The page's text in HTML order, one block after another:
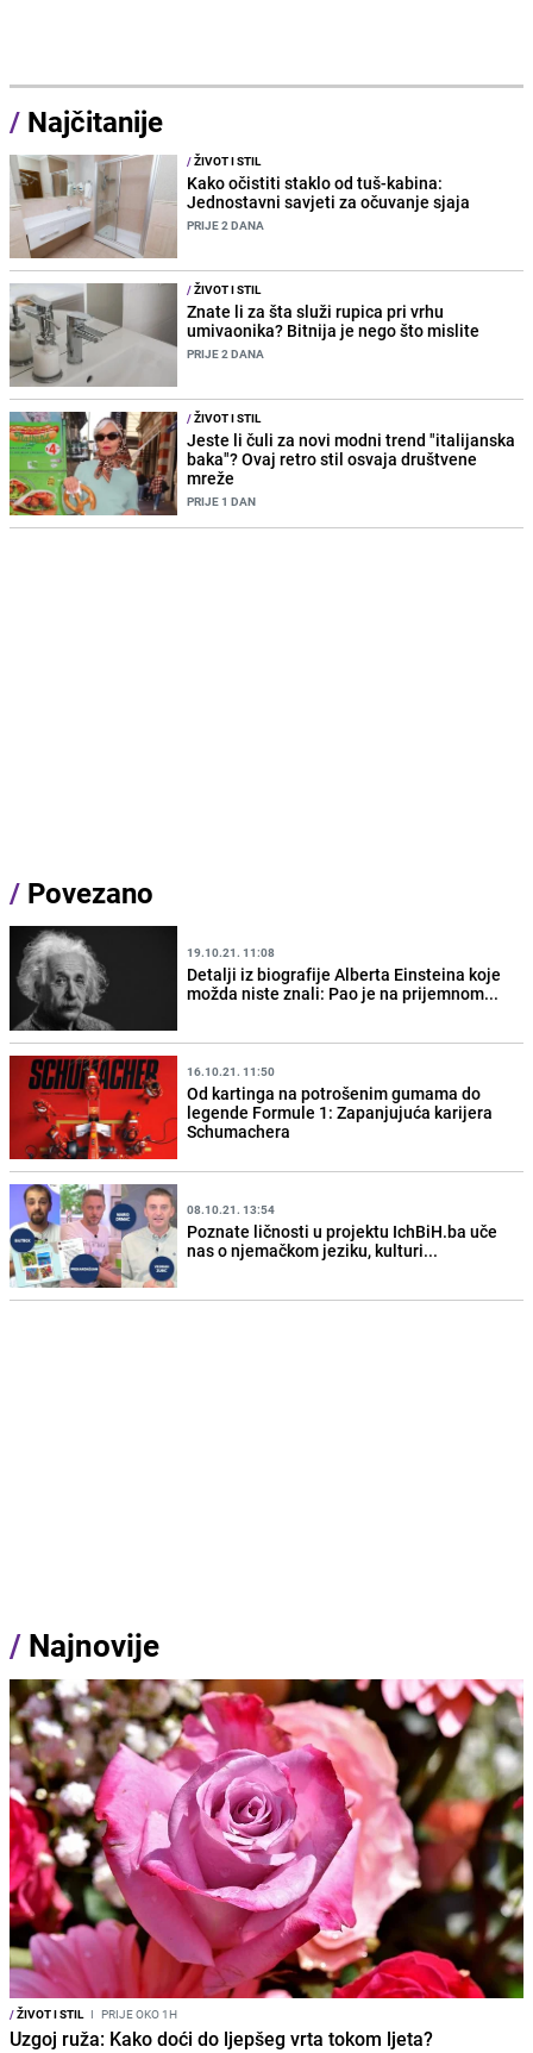
/ Najčitanije
/ŽIVOT I STIL
Kako očistiti staklo od tuš-kabina:
Jednostavni savjeti za očuvanje sjaja
PRIJE 2 DANA
/ŽIVOT I STIL
Znate li za šta služi rupica pri vrhu
umivaonika? Bitnija je nego što mislite
PRIJE 2 DANA
/ŽIVOT I STIL
Jeste li čuli za novi modni trend "italijanska
baka"? Ovaj retro stil osvaja društvene
mreže
PRIJE 1 DAN
/ Povezano
19.10.21. 11:08
Detalji iz biografije Alberta Einsteina koje
možda niste znali: Pao je na prijemnom...
16.10.21. 11:50
Od kartinga na potrošenim gumama do
legende Formule 1: Zapanjujuća karijera
Schumachera
08.10.21. 13:54
Poznate ličnosti u projektu IchBiH.ba uče
nas o njemačkom jeziku, kulturi...
/ Najnovije
/ŽIVOT I STIL I PRIJE OKO 1H
Uzgoj ruža: Kako doći do ljepšeg vrta tokom ljeta?